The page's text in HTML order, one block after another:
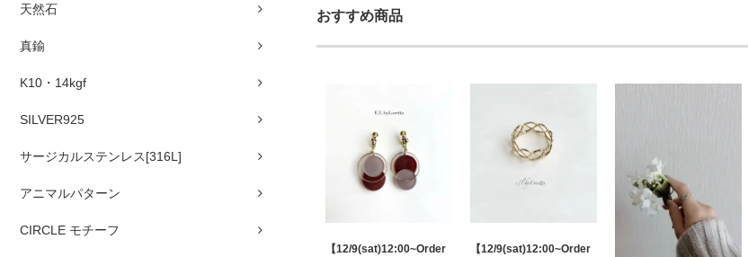
天然石
真鍮
K10・14kgf
SILVER925
サージカルステンレス[316L]
アニマルパターン
CIRCLE モチーフ
おすすめ商品
【12/9(sat)12:00~Order
【12/9(sat)12:00~Order